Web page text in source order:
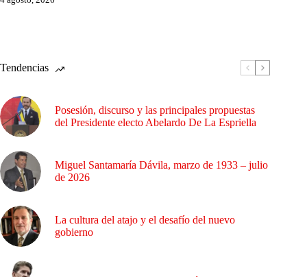
Tendencias
Posesión, discurso y las principales propuestas
del Presidente electo Abelardo De La Espriella
Miguel Santamaría Dávila, marzo de 1933 – julio
de 2026
La cultura del atajo y el desafío del nuevo
gobierno